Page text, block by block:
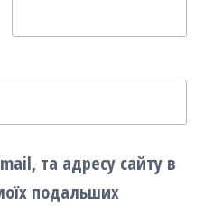
та адресу сайту в
подальших